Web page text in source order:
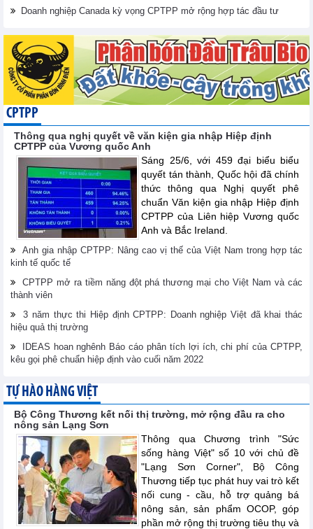
Doanh nghiệp Canada kỳ vọng CPTPP mở rộng hợp tác đầu tư
CPTPP
Thông qua nghị quyết về văn kiện gia nhập Hiệp định
CPTPP của Vương quốc Anh
Sáng 25/6, với 459 đại biểu biểu
quyết tán thành, Quốc hội đã chính
thức thông qua Nghị quyết phê
chuẩn Văn kiện gia nhập Hiệp định
CPTPP của Liên hiệp Vương quốc
Anh và Bắc Ireland.
Anh gia nhập CPTPP: Nâng cao vị thế của Việt Nam trong hợp tác
kinh tế quốc tế
CPTPP mở ra tiềm năng đột phá thương mại cho Việt Nam và các
thành viên
3 năm thực thi Hiệp định CPTPP: Doanh nghiệp Việt đã khai thác
hiệu quả thị trường
IDEAS hoan nghênh Báo cáo phân tích lợi ích, chi phí của CPTPP,
kêu gọi phê chuẩn hiệp định vào cuối năm 2022
TỰ HÀO HÀNG VIỆT
Bộ Công Thương kết nối thị trường, mở rộng đầu ra cho
nông sản Lạng Sơn
Thông qua Chương trình "Sức
sống hàng Việt" số 10 với chủ đề
"Lạng Sơn Corner", Bộ Công
Thương tiếp tục phát huy vai trò kết
nối cung - cầu, hỗ trợ quảng bá
nông sản, sản phẩm OCOP, góp
phần mở rộng thị trường tiêu thụ và